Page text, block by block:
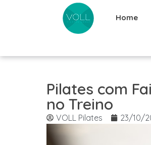
Home
Pilates com
no Treino
VOLL Pilates 23/10/